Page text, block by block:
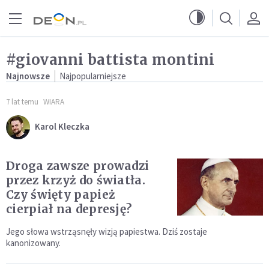
#giovanni battista montini
Najnowsze Najpopularniejsze
7 lat temu WIARA
Karol Kleczka
Droga zawsze prowadzi
przez krzyż do światła.
Czy święty papież
cierpiał na depresję?
Jego słowa wstrząsnęły wizją papiestwa. Dziś zostaje
kanonizowany.